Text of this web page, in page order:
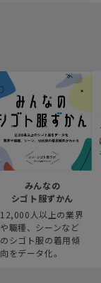
みんなの
シゴト服ずかん
12,000人以上の業界
や職種、シーンなど
のシゴト服の着用傾
向をデータ化。